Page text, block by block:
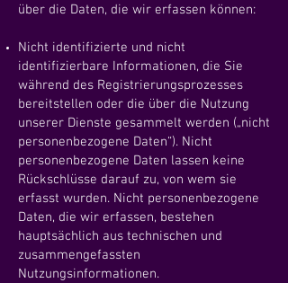
über die Daten, die wir erfassen können:
Nicht identifizierte und nicht
identifizierbare Informationen, die Sie
während des Registrierungsprozesses
bereitstellen oder die über die Nutzung
unserer Dienste gesammelt werden („nicht
personenbezogene Daten“). Nicht
personenbezogene Daten lassen keine
Rückschlüsse darauf zu, von wem sie
erfasst wurden. Nicht personenbezogene
Daten, die wir erfassen, bestehen
hauptsächlich aus technischen und
zusammengefassten
Nutzungsinformationen.